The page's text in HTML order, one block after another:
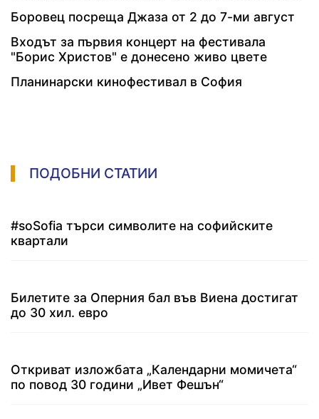
Боровец посреща Джаза от 2 до 7-ми август
Входът за първия концерт на фестивала
"Борис Христов" е донесено живо цвете
Планинарски кинофестивал в София
ПОДОБНИ СТАТИИ
#soSofia търси символите на софийските
квартали
Билетите за Оперния бал във Виена достигат
до 30 хил. евро
Откриват изложбата „Календарни момичета“
по повод 30 години „Ивет Фешън“